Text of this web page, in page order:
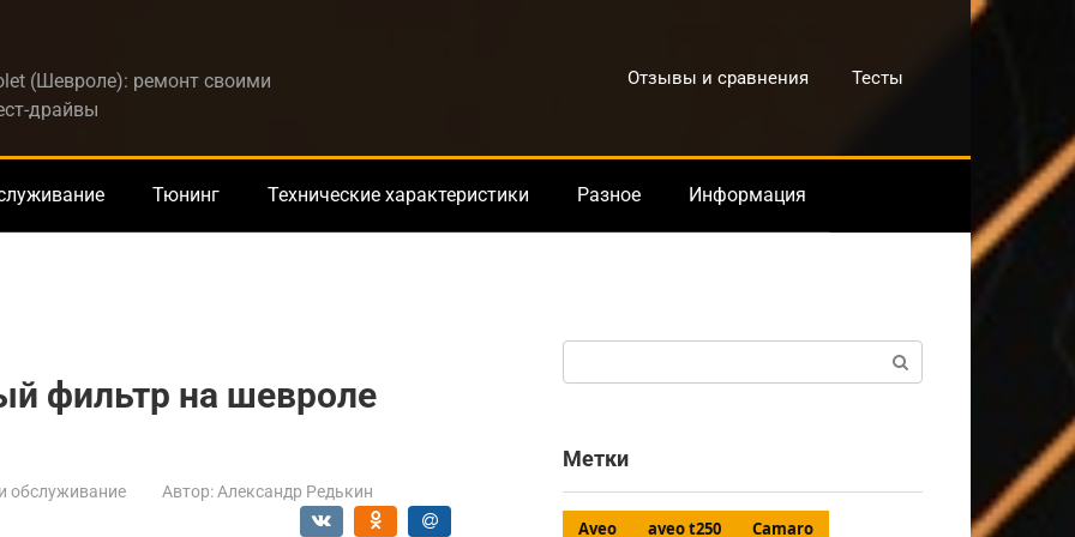
(Шевроле): ремонт своими
драйвы
Отзывы и сравнения Тесты
Тюнинг Технические характеристики Разное Информация
фильтр на шевроле
обслуживание Автор: Александр Редькин
Метки
Aveo aveo t250
Camaro